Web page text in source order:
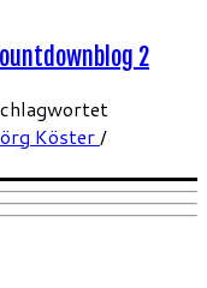
2
Köster/